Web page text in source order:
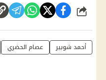
شارك
أحمد شوبير عصام الحضري